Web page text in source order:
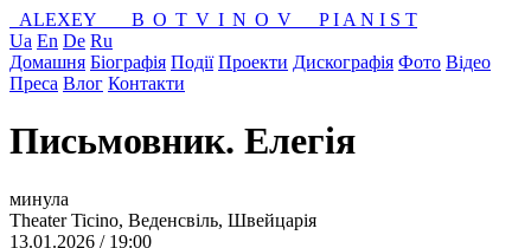
ALEXEY BOTVINOV
P I A N I S T
Ua En De Ru
Домашня Біографія Події Проекти Дискографія Фото Відео
Преса Влог Контакти
Письмовник. Елегія
минула
Theater Ticino, Веденсвіль, Швейцарія
13.01.2026 / 19:00